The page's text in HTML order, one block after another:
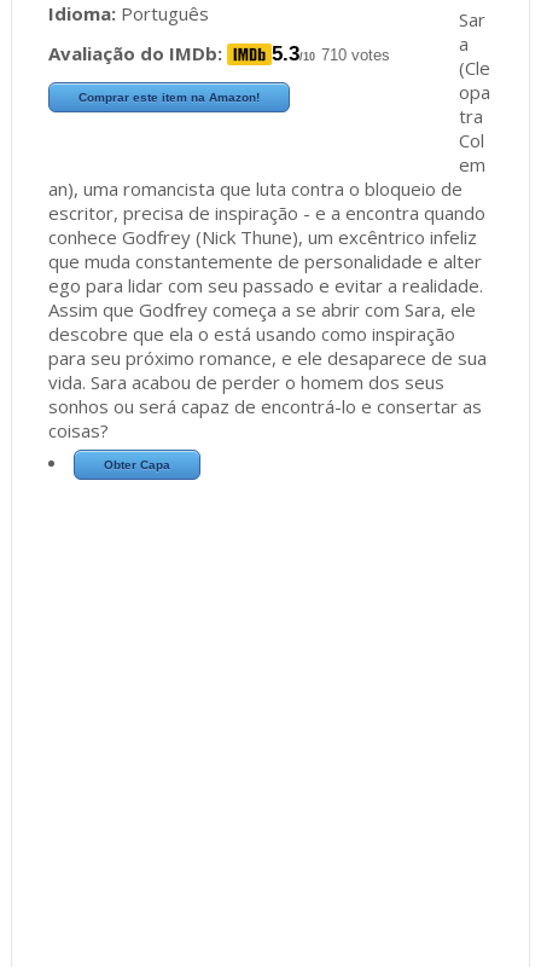
Idioma:Português
Avaliação do IMDb:
5.3/10 710 votes
Comprar este item na Amazon!
Sar
a
(Cle
opa
tra
Col
em
an), uma romancista que luta contra o bloqueio de
escritor, precisa de inspiração - e a encontra quando
conhece Godfrey (Nick Thune), um excêntrico infeliz
que muda constantemente de personalidade e alter
ego para lidar com seu passado e evitar a realidade.
Assim que Godfrey começa a se abrir com Sara, ele
descobre que ela o está usando como inspiração
para seu próximo romance, e ele desaparece de sua
vida. Sara acabou de perder o homem dos seus
sonhos ou será capaz de encontrá-lo e consertar as
coisas?
Obter Capa